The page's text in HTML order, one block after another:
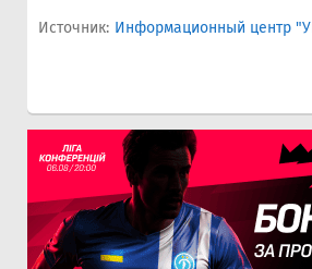
Источник: Информационный центр